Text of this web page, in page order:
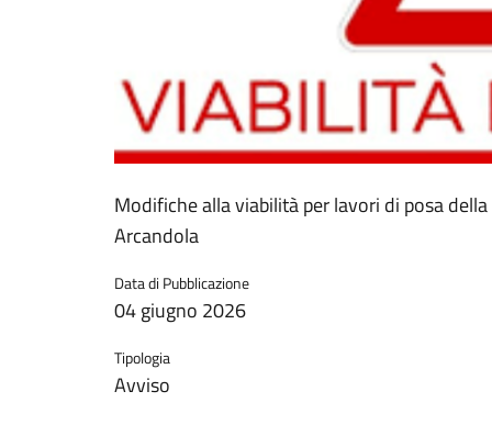
Modifiche alla viabilità per lavori di posa
Arcandola
Data di Pubblicazione
04 giugno 2026
Tipologia
Avviso